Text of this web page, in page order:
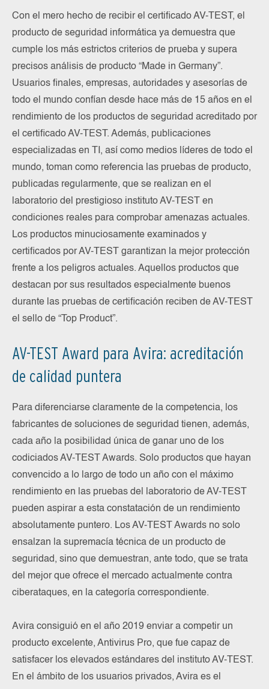
Con el mero hecho de recibir el certificado AV-TEST, el
producto de seguridad informática ya demuestra que
cumple los más estrictos criterios de prueba y supera
precisos análisis de producto “Made in Germany”.
Usuarios finales, empresas, autoridades y asesorías de
todo el mundo confían desde hace más de 15 años en el
rendimiento de los productos de seguridad acreditado por
el certificado AV-TEST. Además, publicaciones
especializadas en TI, así como medios líderes de todo el
mundo, toman como referencia las pruebas de producto,
publicadas regularmente, que se realizan en el
laboratorio del prestigioso instituto AV-TEST en
condiciones reales para comprobar amenazas actuales.
Los productos minuciosamente examinados y
certificados por AV-TEST garantizan la mejor protección
frente a los peligros actuales. Aquellos productos que
destacan por sus resultados especialmente buenos
durante las pruebas de certificación reciben de AV-TEST
el sello de “Top Product”.
AV-TEST Award para Avira: acreditación
de calidad puntera
Para diferenciarse claramente de la competencia, los
fabricantes de soluciones de seguridad tienen, además,
cada año la posibilidad única de ganar uno de los
codiciados AV-TEST Awards. Solo productos que hayan
convencido a lo largo de todo un año con el máximo
rendimiento en las pruebas del laboratorio de AV-TEST
pueden aspirar a esta constatación de un rendimiento
absolutamente puntero. Los AV-TEST Awards no solo
ensalzan la supremacía técnica de un producto de
seguridad, sino que demuestran, ante todo, que se trata
del mejor que ofrece el mercado actualmente contra
ciberataques, en la categoría correspondiente.
Avira consiguió en el año 2019 enviar a competir un
producto excelente, Antivirus Pro, que fue capaz de
satisfacer los elevados estándares del instituto AV-TEST.
En el ámbito de los usuarios privados, Avira es el